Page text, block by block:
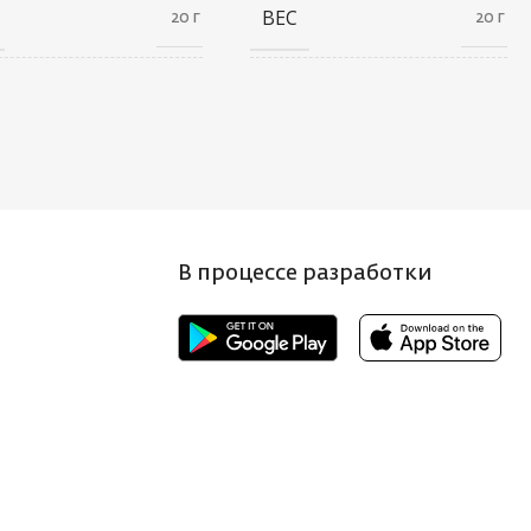
20 г
10
BN
ВЕС 20 г
УПАКОВКЕ, ШТ
ЦВЕТ КРЮЧКА BN
В процессе разработки